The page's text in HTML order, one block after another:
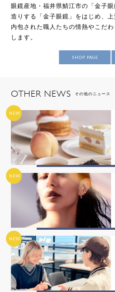
眼鏡産地・福井県鯖江市の「金子
造りする「金子眼鏡」をはじめ、
内包された職人たちの情熱やこだ
します。
SHOP PAGE
OTHER NEWS その他のニュース
NEW
NEW
NEW